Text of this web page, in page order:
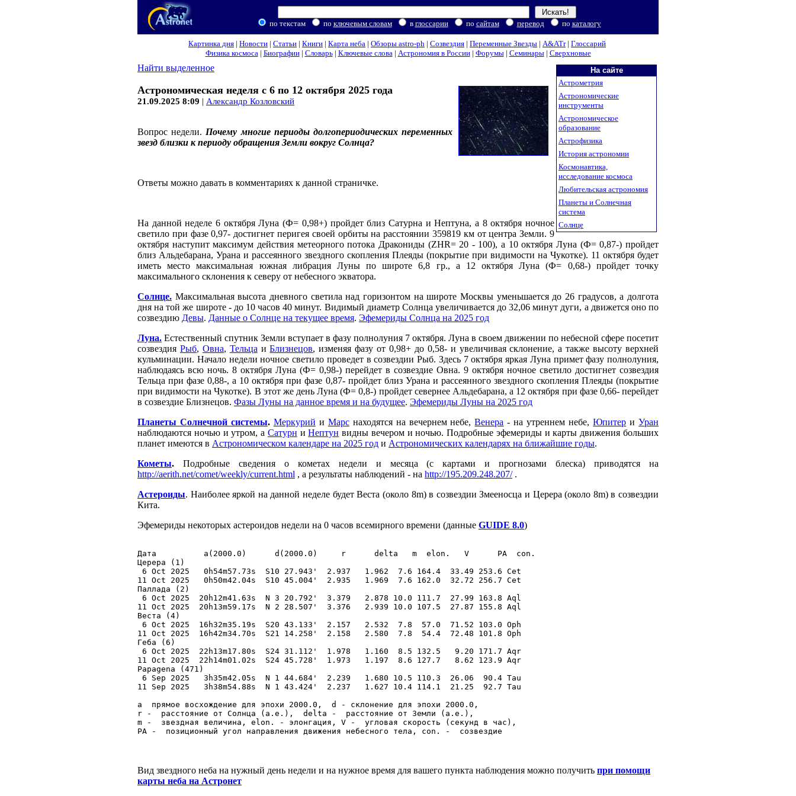
по текстам по ключевым словам в глоссарии по сайтам перевод по каталогу
Картинка дня | Новости | Статьи | Книги | Карта неба | Обзоры astro-ph | Созвездия | Переменные Звезды | A&ATr| Глоссарий
Физика космоса| Биографии| Словарь| Ключевые слова| Астрономия в России| Форумы| Семинары| Сверхновые
На сайте
Астрометрия
Астрономические
инструменты
Астрономическое
образование
Астрофизика
История астрономии
Космонавтика,
исследование космоса
Любительская астрономия
Планеты и Солнечная
система
Солнце
Найти выделенное
Астрономическая неделя с 6 по 12 октября 2025 года
21.09.2025 8:09 | Александр Козловский
Вопрос недели. Почему многие периоды долгопериодических переменных
звезд близки к периоду обращения Земли вокруг Солнца?
Ответы можно давать в комментариях к данной страничке.
На данной неделе 6 октября Луна (Ф= 0,98+) пройдет близ Сатурна и Нептуна, а 8 октября ночное
светило при фазе 0,97- достигнет перигея своей орбиты на расстоянии 359819 км от центра Земли. 9
октября наступит максимум действия метеорного потока Дракониды (ZHR= 20 - 100), а 10 октября Луна (Ф= 0,87-) пройдет
близ Альдебарана, Урана и рассеянного звездного скопления Плеяды (покрытие при видимости на Чукотке). 11 октября будет
иметь место максимальная южная либрация Луны по широте 6,8 гр., а 12 октября Луна (Ф= 0,68-) пройдет точку
максимального склонения к северу от небесного экватора.
Солнце. Максимальная высота дневного светила над горизонтом на широте Москвы уменьшается до 26 градусов, а долгота
дня на той же широте - до 10 часов 40 минут. Видимый диаметр Солнца увеличивается до 32,06 минут дуги, а движется оно по
созвездию Девы. Данные о Солнце на текущее время. Эфемериды Солнца на 2025 год
Луна. Естественный спутник Земли вступает в фазу полнолуния 7 октября. Луна в своем движении по небесной сфере посетит
созвездия Рыб, Овна, Тельца иБлизнецов, изменяя фазу от 0,98+ до 0,58- и увеличивая склонение, а также высоту верхней
кульминации. Начало недели ночное светило проведет в созвездии Рыб. Здесь 7 октября яркая Луна примет фазу полнолуния,
наблюдаясь всю ночь. 8 октября Луна (Ф= 0,98-) перейдет в созвездие Овна. 9 октября ночное светило достигнет созвездия
Тельца при фазе 0,88-, а 10 октября при фазе 0,87- пройдет близ Урана и рассеянного звездного скопления Плеяды (покрытие
при видимости на Чукотке). В этот же день Луна (Ф= 0,8-) пройдет севернее Альдебарана, а 12 октября при фазе 0,66- перейдет
в созвездие Близнецов. Фазы Луны на данное время и на будущее. Эфемериды Луны на 2025 год
Планеты Солнечной системы. Меркурий и Марснаходятся на вечернем небе,Венера - на утреннем небе,Юпитер иУран
наблюдаются ночью и утром, а Сатурн иНептун видны вечером и ночью. Подробные эфемериды и карты движения больших
планет имеются в Астрономическом календаре на 2025 год и Астрономических календарях на ближайшие годы.
Кометы. Подробные сведения о кометах недели и месяца (с картами и прогнозами блеска) приводятся на
http://aerith.net/comet/weekly/current.html , а результаты наблюдений - на http://195.209.248.207/.
Астероиды. Наиболее яркой на данной неделе будет Веста (около 8m) в созвездии Змееносца и Церера (около 8m) в созвездии
Кита.
Эфемериды некоторых астероидов недели на 0 часов всемирного времени (данные GUIDE 8.0)
Дата          a(2000.0)      d(2000.0)     r      delta   m  elon.   V      PA  сon.
Церера (1)
6 Oct 2025   0h54m57.73s  S10 27.943'  2.937   1.962  7.6 164.4  33.49 253.6 Cet
11 Oct 2025   0h50m42.04s  S10 45.004'  2.935   1.969  7.6 162.0  32.72 256.7 Cet
Паллада (2)
6 Oct 2025  20h12m41.63s  N 3 20.792'  3.379   2.878 10.0 111.7  27.99 163.8 Aql
11 Oct 2025  20h13m59.17s  N 2 28.507'  3.376   2.939 10.0 107.5  27.87 155.8 Aql
Веста (4)
6 Oct 2025  16h32m35.19s  S20 43.133'  2.157   2.532  7.8  57.0  71.52 103.0 Oph
11 Oct 2025  16h42m34.70s  S21 14.258'  2.158   2.580  7.8  54.4  72.48 101.8 Oph
Геба (6)
6 Oct 2025  22h13m17.80s  S24 31.112'  1.978   1.160  8.5 132.5   9.20 171.7 Aqr
11 Oct 2025  22h14m01.02s  S24 45.728'  1.973   1.197  8.6 127.7   8.62 123.9 Aqr
Papagena (471)
6 Sep 2025   3h35m42.05s  N 1 44.684'  2.239   1.680 10.5 110.3  26.06  90.4 Tau
11 Sep 2025   3h38m54.88s  N 1 43.424'  2.237   1.627 10.4 114.1  21.25  92.7 Tau
a  прямое восхождение для эпохи 2000.0,  d - склонение для эпохи 2000.0,
r -  расстояние от Солнца (а.е.),  delta -  расстояние от Земли (а.е.),
m -  звездная величина, elon. - элонгация, V -  угловая скорость (секунд в час),
Вид звездного неба на нужный день недели и на нужное время для вашего пункта наблюдения можно получить при помощи
карты неба на Астронет